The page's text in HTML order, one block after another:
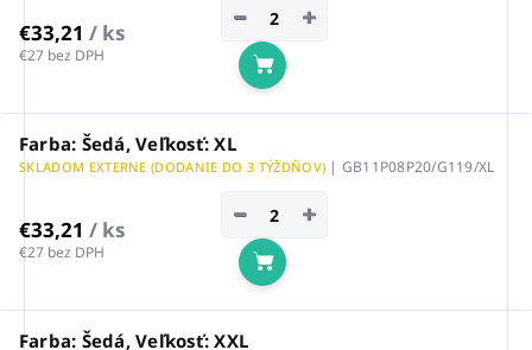
€33,21 / ks
€27 bez DPH
+
−
Do košíka
Farba: Šedá, Veľkosť: XL
SKLADOM EXTERNE (DODANIE DO 3 TÝŽDŇOV) | GB11P08P20/G119/XL
€33,21 / ks
€27 bez DPH
+
−
Do košíka
Farba: Šedá, Veľkosť: XXL